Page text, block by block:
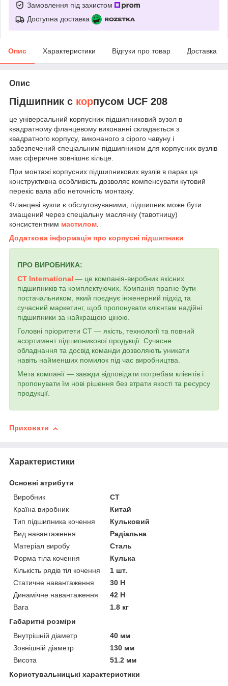
Замовлення під захистом
Доступна доставка
Опис Характеристики Відгуки про товар Доставка
Опис
Підшипник c корпусом UCF 208
це універсальний корпусних підшипниковий вузол в
квадратному фланцевому виконанні складається з
квадратного корпусу, виконаного з сірого чавуну і
забезпечений спеціальним підшипником для корпусних вузлів
має сферичне зовнішнє кільце.
При монтажі корпусних підшипникових вузлів в парах ця
конструктивна особливість дозволяє компенсувати кутовий
перекіс вала або неточність монтажу.
Фланцеві вузли є обслуговуваними, підшипник може бути
змащений через спеціальну маслянку (тавотницу)
консистентним мастилом.
Додаткова інформація про корпусні підшипники
ПРО ВИРОБНИКА:
CT International — це компанія-виробник якісних
підшипників та комплектуючих. Компанія прагне бути
постачальником, який поєднує інженерний підхід та
сучасний маркетинг, щоб пропонувати клієнтам надійні
підшипники за найкращою ціною.
Головні пріоритети СТ — якість, технології та повний
асортимент підшипникової продукції. Сучасне
обладнання та досвід команди дозволяють уникати
навіть найменших помилок під час виробництва.
Мета компанії — завжди відповідати потребам клієнтів і
пропонувати їм нові рішення без втрати якості та ресурсу
продукції.
Приховати
Характеристики
Основні атрибути
Виробник
CT
Країна виробник
Китай
Тип підшипника кочення
Кульковий
Вид навантаження
Радіальна
Матеріал виробу
Сталь
Форма тіла кочення
Кулька
Кількість рядів тіл кочення
1 шт.
Статичне навантаження
30 Н
Динамічне навантаження
42 Н
Вага
1.8 кг
Габаритні розміри
Внутрішній діаметр
40 мм
Зовнішній діаметр
130 мм
Висота
51.2 мм
Користувальницькі характеристики